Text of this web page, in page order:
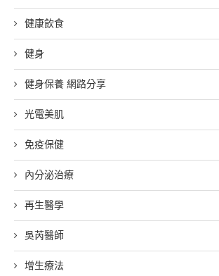
健康飲食
健身
健身保養 網路分享
光電美肌
免疫保健
內分泌治療
再生醫學
吳芮醫師
增生療法